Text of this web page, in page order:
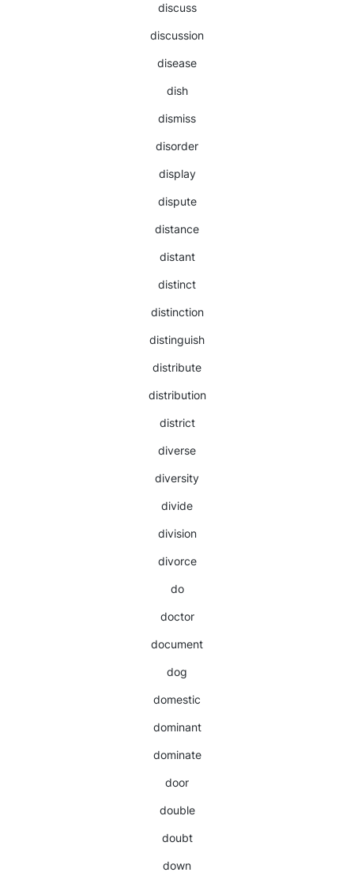
discuss
discussion
disease
dish
dismiss
disorder
display
dispute
distance
distant
distinct
distinction
distinguish
distribute
distribution
district
diverse
diversity
divide
division
divorce
do
doctor
document
dog
domestic
dominant
dominate
door
double
doubt
down